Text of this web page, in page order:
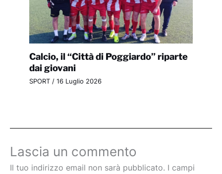
Calcio, il “Città di Poggiardo” riparte
dai giovani
SPORT/ 16 Luglio 2026
Lascia un commento
Il tuo indirizzo email non sarà pubblicato. I campi